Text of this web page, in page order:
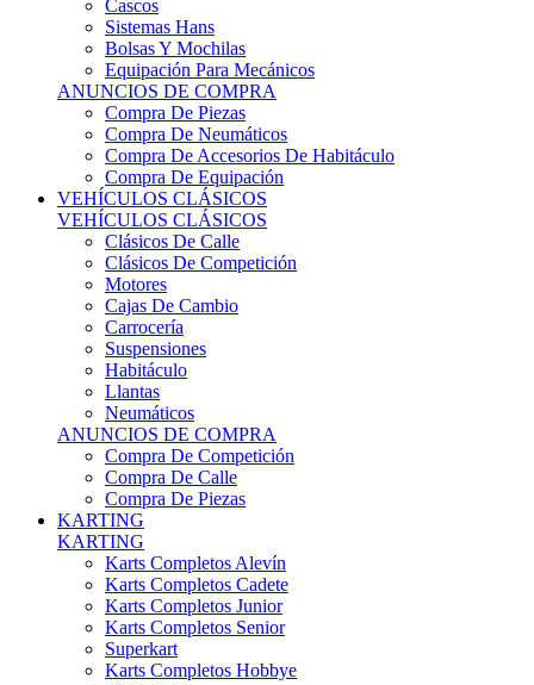
Cascos
Sistemas Hans
Bolsas Y Mochilas
Equipación Para Mecánicos
ANUNCIOS DE COMPRA
Compra De Piezas
Compra De Neumáticos
Compra De Accesorios De Habitáculo
Compra De Equipación
VEHÍCULOS CLÁSICOS
VEHÍCULOS CLÁSICOS
Clásicos De Calle
Clásicos De Competición
Motores
Cajas De Cambio
Carrocería
Suspensiones
Habitáculo
Llantas
Neumáticos
ANUNCIOS DE COMPRA
Compra De Competición
Compra De Calle
Compra De Piezas
KARTING
KARTING
Karts Completos Alevín
Karts Completos Cadete
Karts Completos Junior
Karts Completos Senior
Superkart
Karts Completos Hobbye